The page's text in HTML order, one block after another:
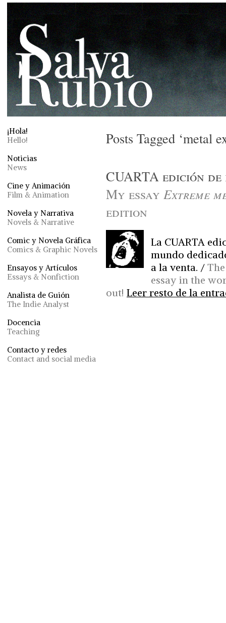
¡Hola!
Hello!
Noticias
News
Cine y Animación
Film & Animation
Novela y Narrativa
Novels & Narrative
Comic y Novela Gráfica
Comics & Graphic Novels
Ensayos y Artículos
Essays & Nonfiction
Analista de Guión
The Indie Analyst
Docencia
Teaching
Contacto y redes
Contact and social media
Posts Tagged ‘metal
CUARTA edición
My essay Extreme
edition
La CUARTA
mundo
a la venta. /
essay in the
out! Leer resto de la